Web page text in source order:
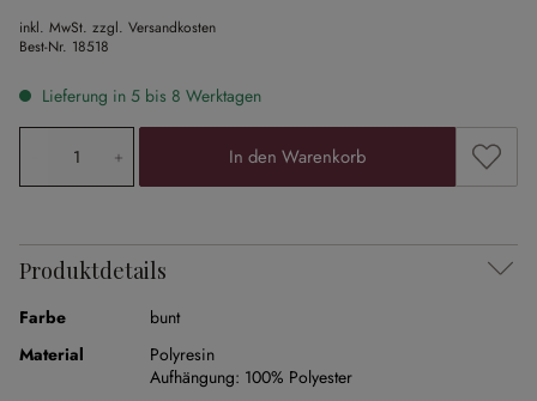
inkl. MwSt. zzgl. Versandkosten
Best-Nr. 18518
Lieferung in 5 bis 8 Werktagen
Produkt Anzahl: Gib den gewünschten Wert ein oder
In den Warenkorb Zum
Produktdetails
Farbe
bunt
Material
Polyresin
Aufhängung: 100% Polyester